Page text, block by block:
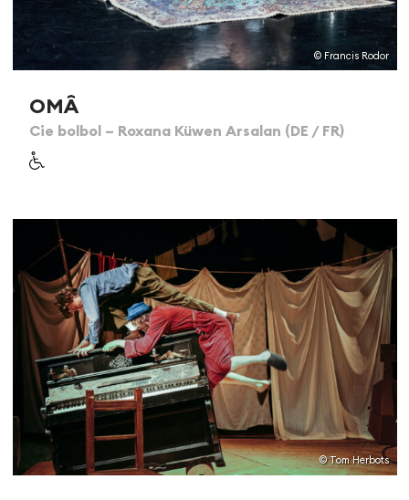
© Francis Rodor
OMÂ
Cie bolbol – Roxana Küwen Arsalan (DE / FR)
© Tom Herbots